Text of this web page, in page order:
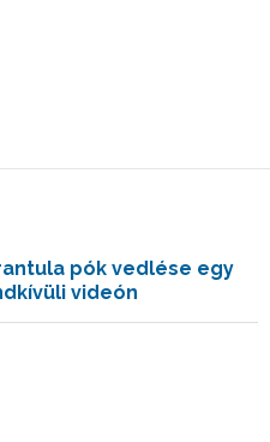
pók vedlése egy
videón